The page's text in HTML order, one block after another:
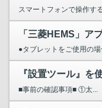
スマートフォンで操作す
●タブレットをご使用の場
■事前の確認事項■ ①太...